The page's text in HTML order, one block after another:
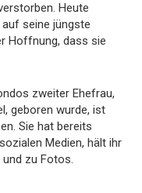
Heute
seine jüngste
Hoffnung, dass sie
zweiter Ehefrau,
geboren wurde, ist
Sie hat bereits
Medien, hält ihr
und zu Fotos.